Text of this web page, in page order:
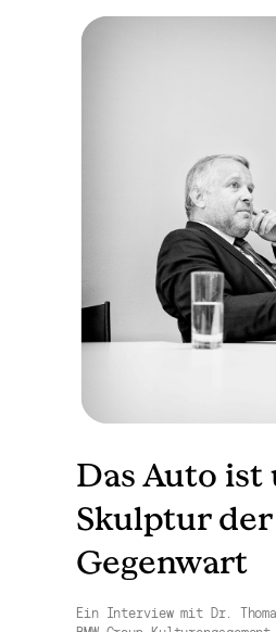
Das Auto ist
Skulptur der
Gegenwart
Ein Interview mit Dr.